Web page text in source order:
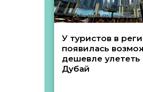
У туристов в
появилась
дешевле улететь
Дубай